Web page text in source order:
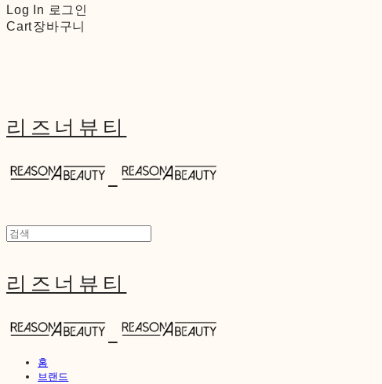
Log In 로그인
Cart장바구니
리즈너뷰티
리즈너뷰티
홈
브랜드